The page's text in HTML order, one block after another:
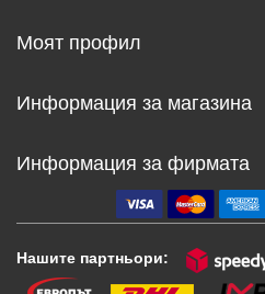
Моят профил
Информация за магазина
Информация за фирмата
Нашите партньори: